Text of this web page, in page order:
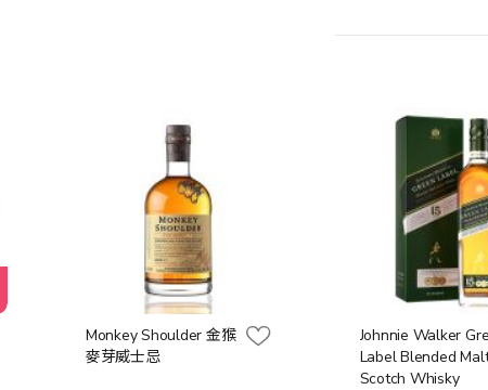
Monkey Shoulder 金猴
麥芽威士忌
Johnnie Walker
Label Blended
Scotch Whisky